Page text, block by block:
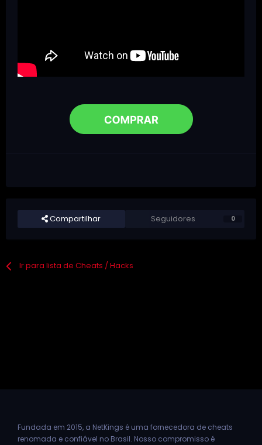
Compartilhar Seguidores 0
Ir para lista de Cheats / Hacks
Fundada em 2015, a NetKings é uma fornecedora de cheats
renomada e confiável no Brasil. Nosso compromisso é